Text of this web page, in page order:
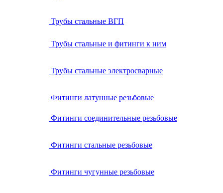
Трубы стальные ВГП
Трубы стальные и фитинги к ним
Трубы стальные электросварные
Фитинги латунные резьбовые
Фитинги соединительные резьбовые
Фитинги стальные резьбовые
Фитинги чугунные резьбовые